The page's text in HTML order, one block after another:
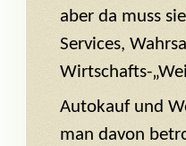
aber da muss
Services,
Wirtschafts-
Autokauf und
man davon